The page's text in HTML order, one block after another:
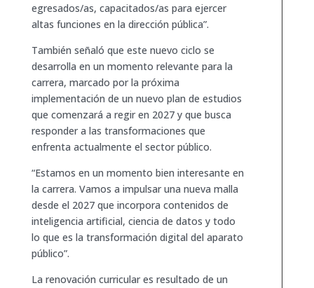
egresados/as, capacitados/as para ejercer
altas funciones en la dirección pública”.
También señaló que este nuevo ciclo se
desarrolla en un momento relevante para la
carrera, marcado por la próxima
implementación de un nuevo plan de estudios
que comenzará a regir en 2027 y que busca
responder a las transformaciones que
enfrenta actualmente el sector público.
“Estamos en un momento bien interesante en
la carrera. Vamos a impulsar una nueva malla
desde el 2027 que incorpora contenidos de
inteligencia artificial, ciencia de datos y todo
lo que es la transformación digital del aparato
público”.
La renovación curricular es resultado de un